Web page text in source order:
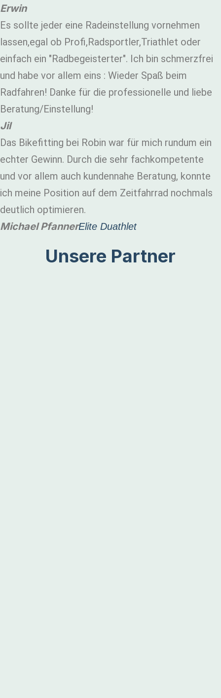
Erwin
Es sollte jeder eine Radeinstellung vornehmen
lassen,egal ob Profi,Radsportler,Triathlet oder
einfach ein "Radbegeisterter". Ich bin schmerzfrei
und habe vor allem eins : Wieder Spaß beim
Radfahren! Danke für die professionelle und liebe
Beratung/Einstellung!
Jil
Das Bikefitting bei Robin war für mich rundum ein
echter Gewinn. Durch die sehr fachkompetente
und vor allem auch kundennahe Beratung, konnte
ich meine Position auf dem Zeitfahrrad nochmals
deutlich optimieren.
Michael PfannerElite Duathlet
Unsere Partner